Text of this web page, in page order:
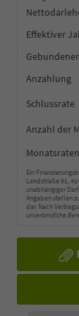
Effektiver
Anzahlung
Schlussrate
Anzahl der
Monatsraten
Ein
Landstraße 91,
unabhängiger
Angaben stellen
dar. Nach
unverbindliche